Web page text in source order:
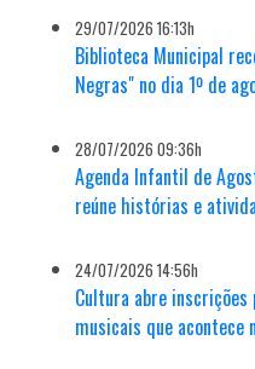
29/07/2026 16:13h
Biblioteca Municipal
Negras" no dia 1º de
28/07/2026 09:36h
Agenda Infantil de
reúne histórias e
24/07/2026 14:56h
Cultura abre
musicais que acontece